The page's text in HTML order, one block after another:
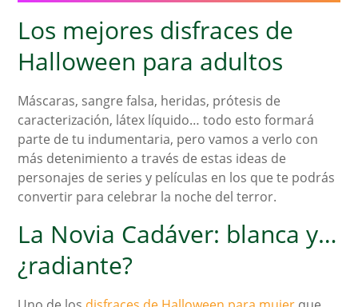
Los mejores disfraces de
Halloween para adultos
Máscaras, sangre falsa, heridas, prótesis de
caracterización, látex líquido… todo esto formará
parte de tu indumentaria, pero vamos a verlo con
más detenimiento a través de estas ideas de
personajes de series y películas en los que te podrás
convertir para celebrar la noche del terror.
La Novia Cadáver: blanca y…
¿radiante?